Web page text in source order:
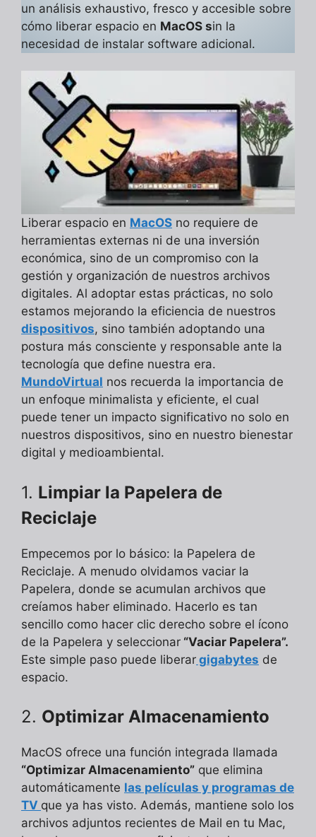
un análisis exhaustivo, fresco y accesible sobre
cómo liberar espacio en MacOS sin la
necesidad de instalar software adicional.
Liberar espacio en MacOS no requiere de
herramientas externas ni de una inversión
económica, sino de un compromiso con la
gestión y organización de nuestros archivos
digitales. Al adoptar estas prácticas, no solo
estamos mejorando la eficiencia de nuestros
dispositivos, sino también adoptando una
postura más consciente y responsable ante la
tecnología que define nuestra era.
MundoVirtual nos recuerda la importancia de
un enfoque minimalista y eficiente, el cual
puede tener un impacto significativo no solo en
nuestros dispositivos, sino en nuestro bienestar
digital y medioambiental.
1. Limpiar la Papelera de
Reciclaje
Empecemos por lo básico: la Papelera de
Reciclaje. A menudo olvidamos vaciar la
Papelera, donde se acumulan archivos que
creíamos haber eliminado. Hacerlo es tan
sencillo como hacer clic derecho sobre el ícono
de la Papelera y seleccionar “Vaciar Papelera”.
Este simple paso puede liberar gigabytes de
espacio.
2. Optimizar Almacenamiento
MacOS ofrece una función integrada llamada
“Optimizar Almacenamiento” que elimina
automáticamente las películas y programas de
TV que ya has visto. Además, mantiene solo los
archivos adjuntos recientes de Mail en tu Mac,